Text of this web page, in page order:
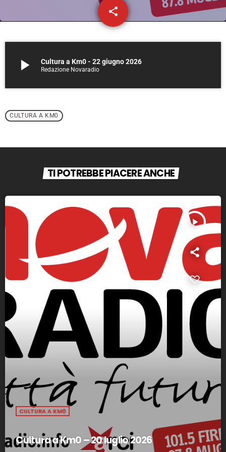
share
email
play_arrow Cultura a Km0 - 22 giugno 2026
Redazione Novaradio
CULTURA A KM0
TI POTREBBE PIACERE ANCHE
play_arrow
CULTURA A KM0
Cultura a Km0 – 20 luglio 2026